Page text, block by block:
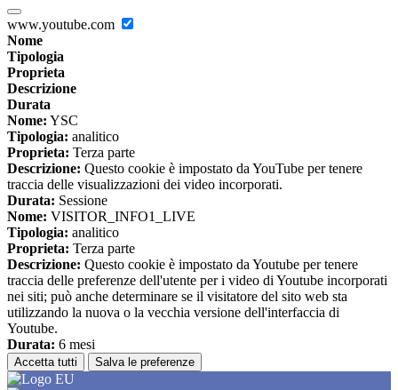
www.youtube.com
Nome
Tipologia
Proprieta
Descrizione
Durata
Nome: YSC
Tipologia: analitico
Proprieta: Terza parte
Descrizione: Questo cookie è impostato da YouTube per tenere
traccia delle visualizzazioni dei video incorporati.
Durata: Sessione
Nome: VISITOR_INFO1_LIVE
Tipologia: analitico
Proprieta: Terza parte
Descrizione: Questo cookie è impostato da Youtube per tenere
traccia delle preferenze dell'utente per i video di Youtube incorporati
nei siti; può anche determinare se il visitatore del sito web sta
utilizzando la nuova o la vecchia versione dell'interfaccia di
Youtube.
Durata: 6 mesi
Accetta tutti Salva le preferenze